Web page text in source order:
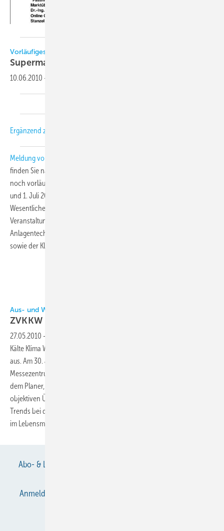
Vorläufiges Vortragsprogramm veröffentlicht
Supermarkt-Symposium in
10.06.2010 -
Ergänzend zu unserer
Meldung vom 27.5.2010
finden Sie nachfolgend das Vortragsprogramm, das nunmehr in einer
noch vorläufigen Version vorliegt. Das Symposium findet am 30. Juni
und 1. Juli 2010 im Messezentrum Nürnberg statt und richtet sich im
Wesentlichen an Planer, Anlagenbauer und -betreiber. Die
Veranstaltung soll einen objektiven Überblick über die derzeitige
Anlagentechnik und die Trends bei der Kälte- und Wärmeerzeugung
sowie der Klimatisierung im Lebensmitteleinzelhandel geben.
Aus- und Weiterbildung
ZVKKW richtet Supermarkt-Symposium
27.05.2010 -
Kälte Klima Wärmepumpen e.V. (ZVKKW), Siegburg, zwei Symposien
aus. Am 30. Juni und 1. Juli 2010 findet ein Supermarkt-Symposium im
Messezentrum Nürnberg statt. Im Wesentlichen soll das Symposium
dem Planer, Anlagenbauer und -betreiber einen in der Gesamtheit
objektiven Überblick über die derzeitige Anlagentechnik und die
Trends bei der Kälte- und Wärmeerzeugung sowie der Klimatisierung
im Lebensmitteleinzelhandel
Abo- & Leserservice
Anmelden